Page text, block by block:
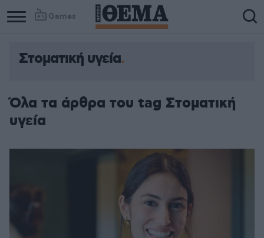
Games
Column
Column
Στοματική υγεία
Όλα τα άρθρα του tag Στοματική
υγεία